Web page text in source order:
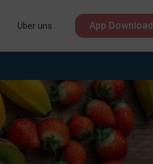
Über uns App Download